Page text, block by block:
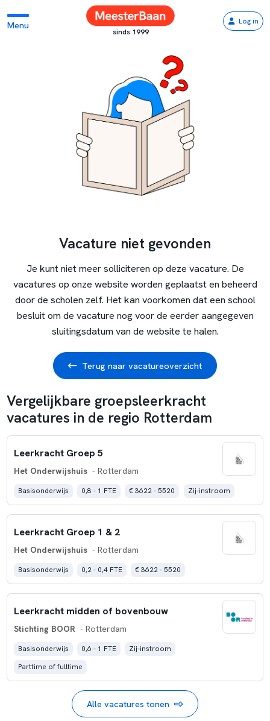
Menu
sinds 1999
Log in
Vacature niet gevonden
Je kunt niet meer solliciteren op deze vacature. De
vacatures op onze website worden geplaatst en beheerd
door de scholen zelf. Het kan voorkomen dat een school
besluit om de vacature nog voor de eerder aangegeven
sluitingsdatum van de website te halen.
Terug naar vacatureoverzicht
Vergelijkbare groepsleerkracht
vacatures in de regio Rotterdam
Leerkracht Groep 5
Het Onderwijshuis - Rotterdam
Basisonderwijs 0,8 - 1 FTE € 3622 - 5520 Zij-instroom
Leerkracht Groep 1 & 2
Het Onderwijshuis - Rotterdam
Basisonderwijs 0,2 - 0,4 FTE € 3622 - 5520
Leerkracht midden of bovenbouw
Stichting BOOR - Rotterdam
Basisonderwijs 0,6 - 1 FTE
Zij-instroom
Parttime of fulltime
Alle vacatures tonen